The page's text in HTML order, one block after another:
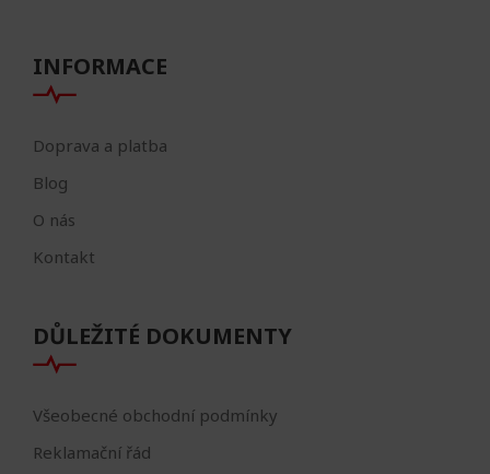
INFORMACE
Doprava a platba
Blog
O nás
Kontakt
DŮLEŽITÉ DOKUMENTY
Všeobecné obchodní podmínky
Reklamační řád